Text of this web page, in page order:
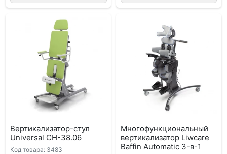
Вертикализатор-стул
Universal СH-38.06
Код товара: 3483
Многофункциональный
вертикализатор Liwcare
Baffin Automatic 3-в-1